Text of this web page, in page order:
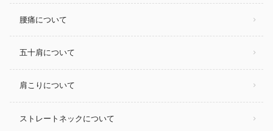
腰痛について
五十肩について
肩こりについて
ストレートネックについて